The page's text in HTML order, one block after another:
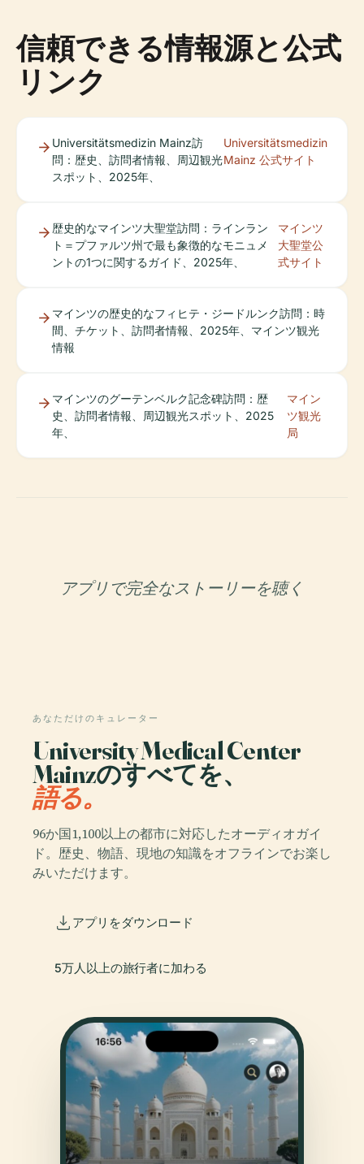
信頼できる情報源と公式
リンク
Universitätsmedizin Mainz訪
問：歴史、訪問者情報、周辺観光
スポット、2025年、
Universitätsmedizin
Mainz 公式サイト
歴史的なマインツ大聖堂訪問：ラインラン
ト＝プファルツ州で最も象徴的なモニュメ
ントの1つに関するガイド、2025年、
マインツ
大聖堂公
式サイト
マインツの歴史的なフィヒテ・ジードルンク訪問：時
間、チケット、訪問者情報、2025年、マインツ観光
情報
マインツのグーテンベルク記念碑訪問：歴
史、訪問者情報、周辺観光スポット、2025
年、
マイン
ツ観光
局
アプリで完全なストーリーを聴く
あなただけのキュレーター
University Medical Center
Mainzのすべてを、
語る。
96か国1,100以上の都市に対応したオーディオガイ
ド。歴史、物語、現地の知識をオフラインでお楽し
みいただけます。
アプリをダウンロード
5万人以上の旅行者に加わる